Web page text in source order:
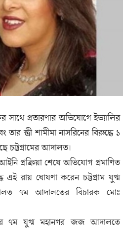
সাথে প্রতারণার অভিযোগে ইভ্যালির
তার স্ত্রী শামীমা নাসরিনের বিরুদ্ধে ১
চট্টগ্রামের আদালত।
প্রক্রিয়া শেষে অভিযোগ প্রমাণিত
এই রায় ঘোষণা করেন চট্টগ্রাম যুগ্ম
৭ম আদালতের বিচারক মোঃ
৭ম যুগ্ম মহানগর জজ আদালতে